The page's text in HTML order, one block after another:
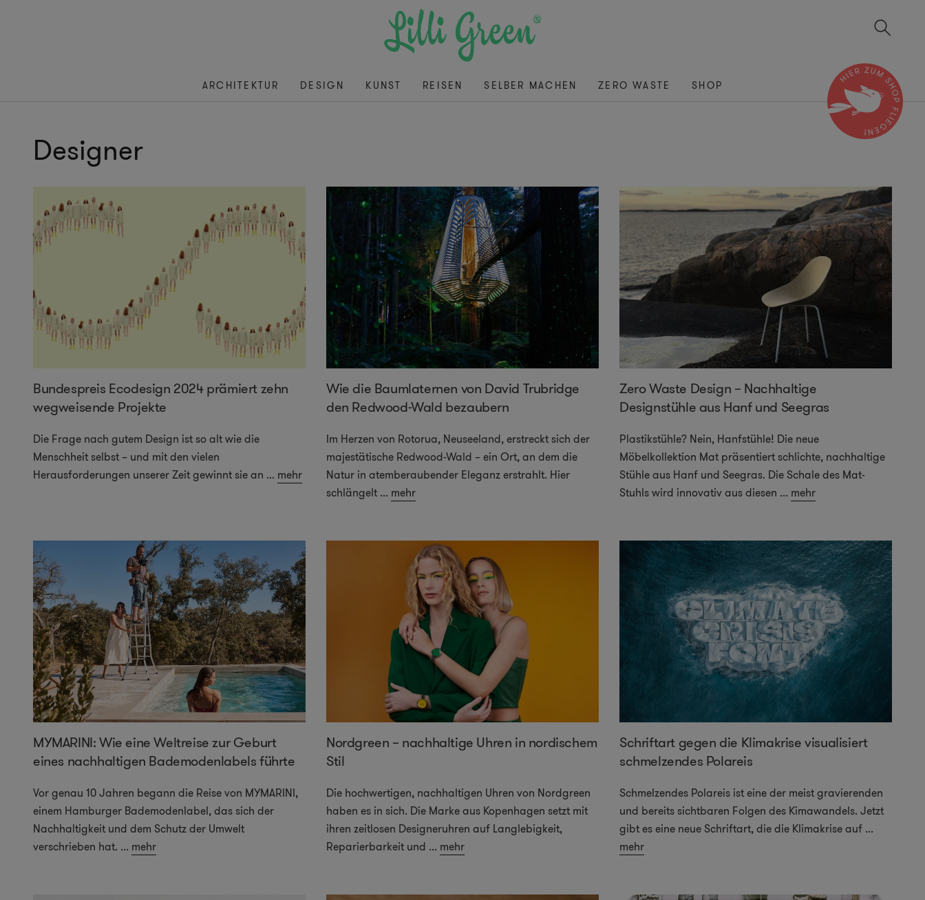
ARCHITEKTUR DESIGN KUNST REISEN SELBER MACHEN ZERO WASTE SHOP
Designer
Bundespreis Ecodesign 2024 prämiert zehn
wegweisende Projekte
Die Frage nach gutem Design ist so alt wie die
Menschheit selbst – und mit den vielen
Herausforderungen unserer Zeit gewinnt sie an ... mehr
Wie die Baumlaternen von David Trubridge
den Redwood-Wald bezaubern
Im Herzen von Rotorua, Neuseeland, erstreckt sich der
majestätische Redwood-Wald – ein Ort, an dem die
Natur in atemberaubender Eleganz erstrahlt. Hier
schlängelt ... mehr
Zero Waste Design – Nachhaltige
Designstühle aus Hanf und Seegras
Plastikstühle? Nein, Hanfstühle! Die neue
Möbelkollektion Mat präsentiert schlichte, nachhaltige
Stühle aus Hanf und Seegras. Die Schale des Mat-
Stuhls wird innovativ aus diesen ... mehr
MYMARINI: Wie eine Weltreise zur Geburt
eines nachhaltigen Bademodenlabels führte
Vor genau 10 Jahren begann die Reise von MYMARINI,
einem Hamburger Bademodenlabel, das sich der
Nachhaltigkeit und dem Schutz der Umwelt
verschrieben hat. ... mehr
Nordgreen – nachhaltige Uhren in nordischem
Stil
Die hochwertigen, nachhaltigen Uhren von Nordgreen
haben es in sich. Die Marke aus Kopenhagen setzt mit
ihren zeitlosen Designeruhren auf Langlebigkeit,
Reparierbarkeit und ... mehr
Schriftart gegen die Klimakrise visualisiert
schmelzendes Polareis
Schmelzendes Polareis ist eine der meist gravierenden
und bereits sichtbaren Folgen des Kimawandels. Jetzt
gibt es eine neue Schriftart, die die Klimakrise auf ...
mehr